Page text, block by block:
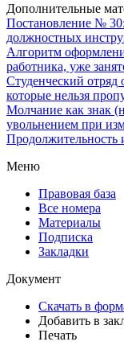
Дополнительные
Постановление №
должностных
Алгоритм
работника, уже
Студенческий отряд
которые нельзя
Молчание как знак
увольнением при
Продолжительность
Меню
Правовая база
Все номера
Материалы
Подписка
Закладки
Документ
Скачать в
Добавить в
Печать